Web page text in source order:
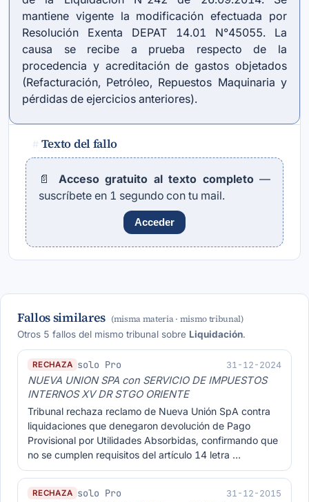
mantiene vigente la modificación efectuada por
Resolución Exenta DEPAT 14.01 N°45055. La
causa se recibe a prueba respecto de la
procedencia y acreditación de gastos objetados
(Refacturación, Petróleo, Repuestos Maquinaria y
pérdidas de ejercicios anteriores).
# Texto del fallo
📄 Acceso gratuito al texto completo—
suscríbete en 1 segundo con tu mail.
Acceder
Fallos similares (misma materia · mismo tribunal)
Otros 5 fallos del mismo tribunal sobre Liquidación.
RECHAZA solo Pro 31-12-2024
NUEVA UNION SPA con SERVICIO DE IMPUESTOS
INTERNOS XV DR STGO ORIENTE
Tribunal rechaza reclamo de Nueva Unión SpA contra
liquidaciones que denegaron devolución de Pago
Provisional por Utilidades Absorbidas, confirmando que
no se cumplen requisitos del artículo 14 letra …
RECHAZA solo Pro 31-12-2015